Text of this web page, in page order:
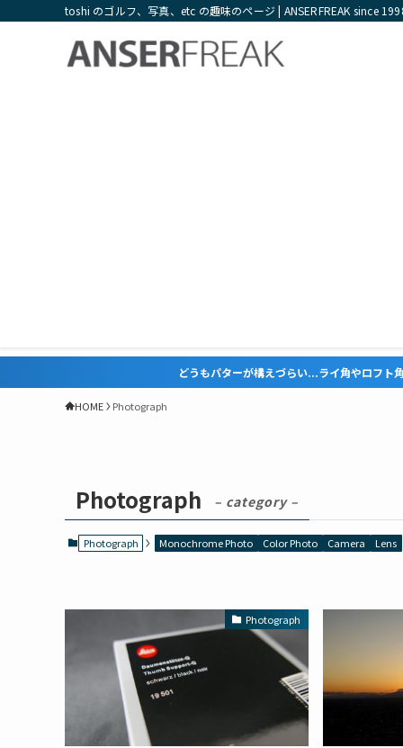
toshi のゴルフ、写真、etc の趣味のページ | ANSERFREAK since
どうもパターが構えづらい...ライ角やロフト角が合っていない気が
HOME Photograph
Photograph – category –
Photograph Monochrome Photo Color Photo Camera Lens
Photograph